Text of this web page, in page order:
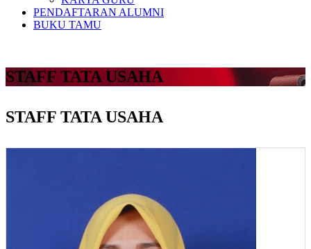
PENDAFTARAN ALUMNI
BUKU TAMU
STAFF TATA USAHA
STAFF TATA USAHA